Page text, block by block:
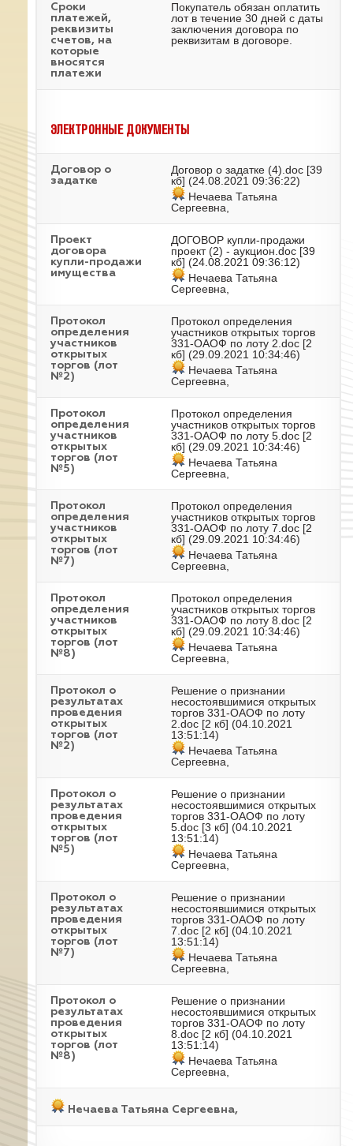
Сроки
платежей,
реквизиты
счетов, на
которые
вносятся
платежи
Покупатель обязан оплатить
лот в течение 30 дней с даты
заключения договора по
реквизитам в договоре.
ЭЛЕКТРОННЫЕ ДОКУМЕНТЫ
Договор о
задатке
Договор о задатке (4).doc [39
кб] (24.08.2021 09:36:22)
Нечаева Татьяна
Сергеевна,
Проект
договора
купли-продажи
имущества
ДОГОВОР купли-продажи
проект (2) - аукцион.doc [39
кб] (24.08.2021 09:36:12)
Нечаева Татьяна
Сергеевна,
Протокол
определения
участников
открытых
торгов (лот
№2)
Протокол определения
участников открытых торгов
331-ОАОФ по лоту 2.doc [2
кб] (29.09.2021 10:34:46)
Нечаева Татьяна
Сергеевна,
Протокол
определения
участников
открытых
торгов (лот
№5)
Протокол определения
участников открытых торгов
331-ОАОФ по лоту 5.doc [2
кб] (29.09.2021 10:34:46)
Нечаева Татьяна
Сергеевна,
Протокол
определения
участников
открытых
торгов (лот
№7)
Протокол определения
участников открытых торгов
331-ОАОФ по лоту 7.doc [2
кб] (29.09.2021 10:34:46)
Нечаева Татьяна
Сергеевна,
Протокол
определения
участников
открытых
торгов (лот
№8)
Протокол определения
участников открытых торгов
331-ОАОФ по лоту 8.doc [2
кб] (29.09.2021 10:34:46)
Нечаева Татьяна
Сергеевна,
Протокол о
результатах
проведения
открытых
торгов (лот
№2)
Решение о признании
несостоявшимися открытых
торгов 331-ОАОФ по лоту
2.doc [2 кб] (04.10.2021
13:51:14)
Нечаева Татьяна
Сергеевна,
Протокол о
результатах
проведения
открытых
торгов (лот
№5)
Решение о признании
несостоявшимися открытых
торгов 331-ОАОФ по лоту
5.doc [3 кб] (04.10.2021
13:51:14)
Нечаева Татьяна
Сергеевна,
Протокол о
результатах
проведения
открытых
торгов (лот
№7)
Решение о признании
несостоявшимися открытых
торгов 331-ОАОФ по лоту
7.doc [2 кб] (04.10.2021
13:51:14)
Нечаева Татьяна
Сергеевна,
Протокол о
результатах
проведения
открытых
торгов (лот
№8)
Решение о признании
несостоявшимися открытых
торгов 331-ОАОФ по лоту
8.doc [2 кб] (04.10.2021
13:51:14)
Нечаева Татьяна
Сергеевна,
Нечаева Татьяна Сергеевна,